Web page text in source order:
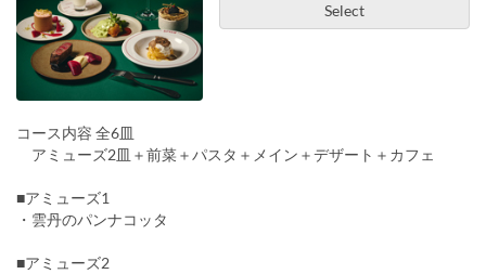
Select
コース内容 全6皿
アミューズ2皿＋前菜＋パスタ＋メイン＋デザート＋カフェ
■アミューズ1
・雲丹のパンナコッタ
■アミューズ2